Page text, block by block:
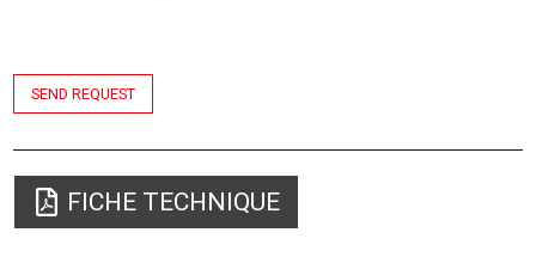
SEND REQUEST
FICHE TECHNIQUE